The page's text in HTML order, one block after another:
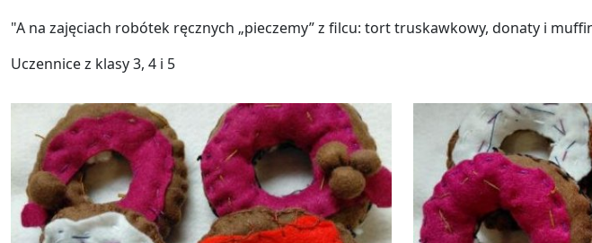
"A na zajęciach robótek ręcznych „pieczemy” z filcu: tort truskawkowy, donaty i
Uczennice z klasy 3, 4 i 5